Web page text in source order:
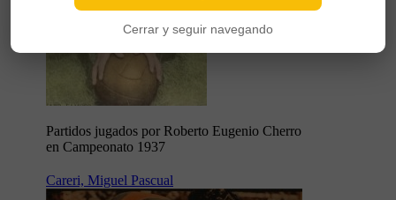
Partidos jugados por Roberto Eugenio Cherro
en Campeonato 1937
Careri, Miguel Pascual
Cerrar y seguir navegando